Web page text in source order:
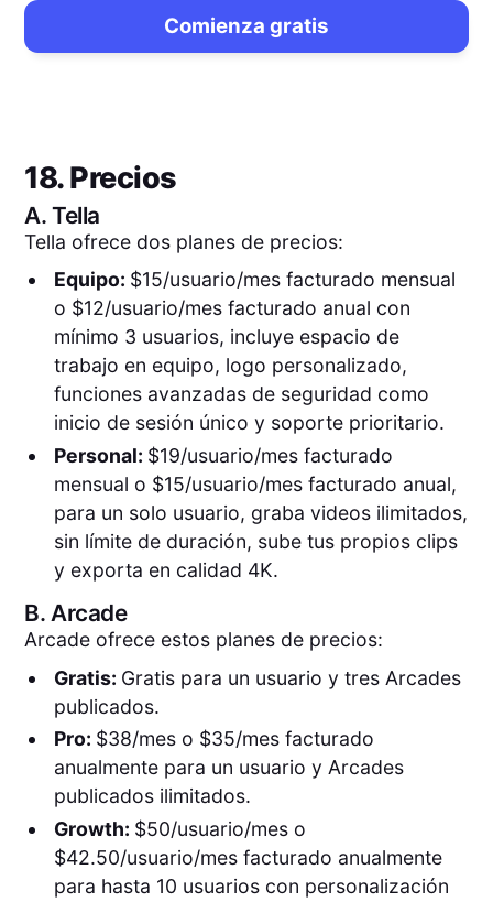
Comienza gratis
18. Precios
A.Tella
Tella ofrece dos planes de precios:
Equipo: $15/usuario/mes facturado mensual
o $12/usuario/mes facturado anual con
mínimo 3 usuarios, incluye espacio de
trabajo en equipo, logo personalizado,
funciones avanzadas de seguridad como
inicio de sesión único y soporte prioritario.
Personal: $19/usuario/mes facturado
mensual o $15/usuario/mes facturado anual,
para un solo usuario, graba videos ilimitados,
sin límite de duración, sube tus propios clips
y exporta en calidad 4K.
B.Arcade
Arcade ofrece estos planes de precios:
Gratis: Gratis para un usuario y tres Arcades
publicados.
Pro: $38/mes o $35/mes facturado
anualmente para un usuario y Arcades
publicados ilimitados.
Growth: $50/usuario/mes o
$42.50/usuario/mes facturado anualmente
para hasta 10 usuarios con personalización